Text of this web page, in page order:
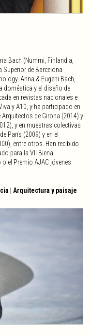
Bach (Nummi, Finlandia,
Superior de Barcelona
Anna & Eugeni Bach,
doméstica y el diseño de
en revistas nacionales e
y A10, y ha participado en
de Girona (2014) y
y en muestras colectivas
París (2009) y en el
entre otros. Han recibido
para la VII Bienal
el Premio AJAC jóvenes
| Arquitectura y paisaje